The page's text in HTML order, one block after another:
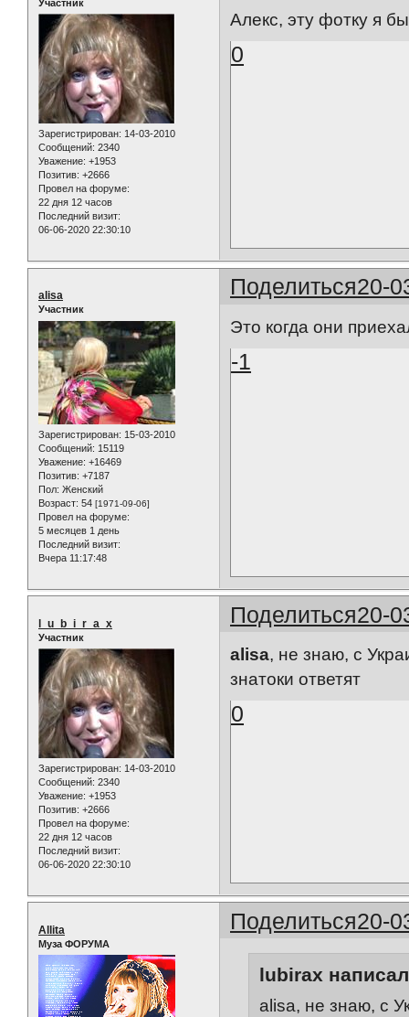
Участник
Зарегистрирован: 14-03-2010
Сообщений: 2340
Уважение: +1953
Позитив: +2666
Провел на форуме:
22 дня 12 часов
Последний визит:
06-06-2020 22:30:10
Алекс, эту фотку я
0
Поделиться20-
alisa
Участник
Зарегистрирован: 15-03-2010
Сообщений: 15119
Уважение: +16469
Позитив: +7187
Пол: Женский
Возраст: 54 [1971-09-06]
Провел на форуме:
5 месяцев 1 день
Последний визит:
Вчера 11:17:48
Это когда они
-1
Поделиться20-
l_u_b_i_r_a_x
Участник
Зарегистрирован: 14-03-2010
Сообщений: 2340
Уважение: +1953
Позитив: +2666
Провел на форуме:
22 дня 12 часов
Последний визит:
06-06-2020 22:30:10
alisa, не знаю, с
знатоки ответят
0
Поделиться20-
Allita
Муза ФОРУМА
lubirax
alisa, не знаю, с